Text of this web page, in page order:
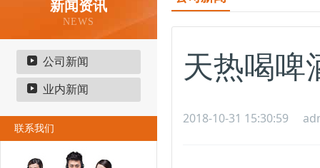
新闻资讯
NEWS
公司新闻
业内新闻
联系我们
天热喝啤
2018-10-31 15:30:59